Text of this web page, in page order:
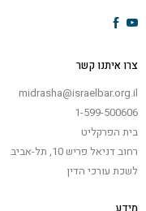
צרו איתנו קשר
midrasha@israelbar.org.il
1-599-500606
בית הפרקליט
רחוב דניאל פריש 10, תל-אביב
לשכת עורכי הדין
מידע